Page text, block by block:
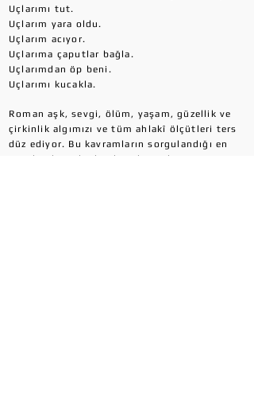
Uçlarımı tut.
Uçlarım yara oldu.
Uçlarım acıyor.
Uçlarıma çaputlar bağla.
Uçlarımdan öp beni.
Uçlarımı kucakla.
Roman aşk, sevgi, ölüm, yaşam, güzellik ve
çirkinlik algımızı ve tüm ahlakî ölçütleri ters
düz ediyor. Bu kavramların sorgulandığı en
güzel anlatımlardan biri de şöyle: “Ne